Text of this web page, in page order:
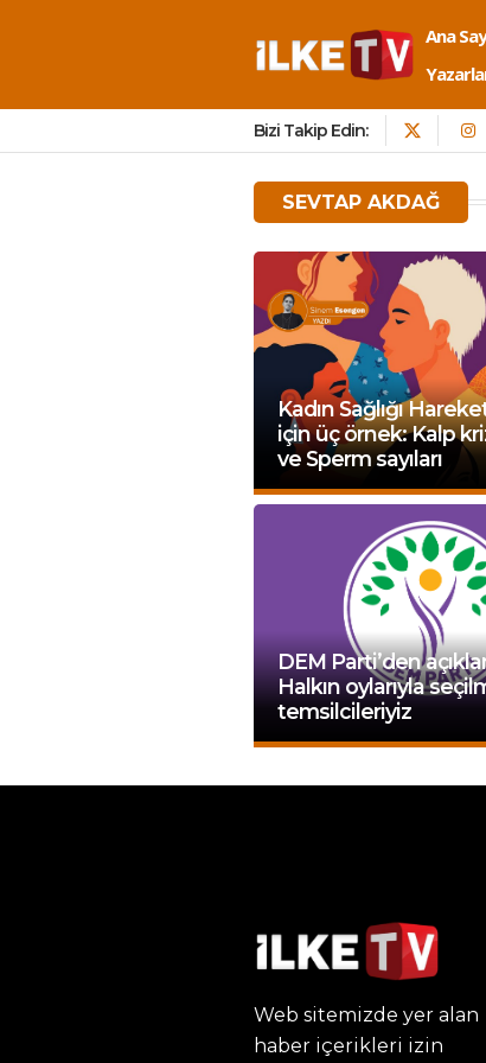
Ana
Bizi Takip Edin:
SEVTAP AKDAĞ
Kadın Sağlığı
için üç örnek: Kalp
ve Sperm sayıları
DEM Parti’den
Halkın oylarıyla
temsilcileriyiz
Web sitemizde yer alan
haber içerikleri izin